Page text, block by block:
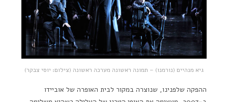
גיא מנהיים (נורמנו) – תמונה ראשונה מערכה ראשונה (צילום: יוסי צבקר)
ההפקה שלפנינו, שנוצרה במקור לבית האופרה של אוביידו